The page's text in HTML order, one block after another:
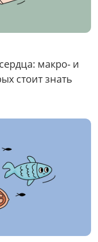
макро- и
стоит знать